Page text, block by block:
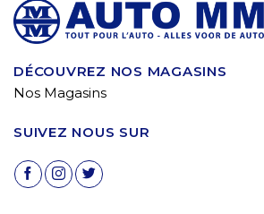
DÉCOUVREZ NOS MAGASINS
Nos Magasins
SUIVEZ NOUS SUR